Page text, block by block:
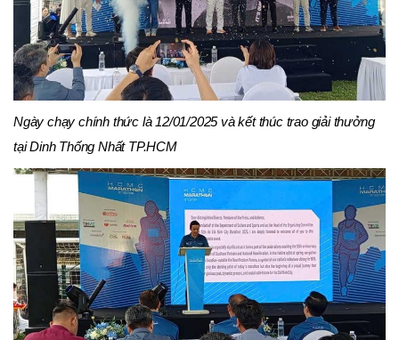
Ngày chạy chính thức là 12/01/2025 và kết thúc trao giải thưởng
tại Dinh Thống Nhất TP.HCM